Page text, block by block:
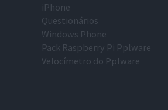
iPhone
Questionários
Windows Phone
Pack Raspberry Pi Pplware
Velocímetro do Pplware